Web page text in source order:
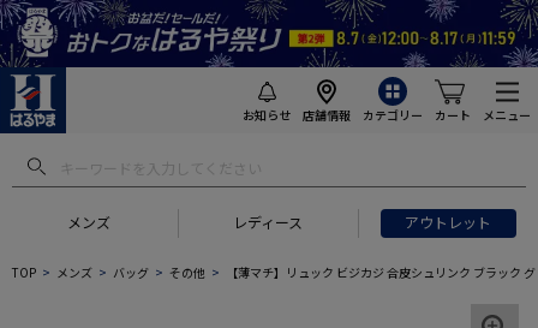
お知らせ 店舗情報 カテゴリー カート メニュー
メンズ レディース アウトレット
TOP メンズ バッグ その他 【薄マチ】リュック ビジカジ 合皮シュリンク ブラック